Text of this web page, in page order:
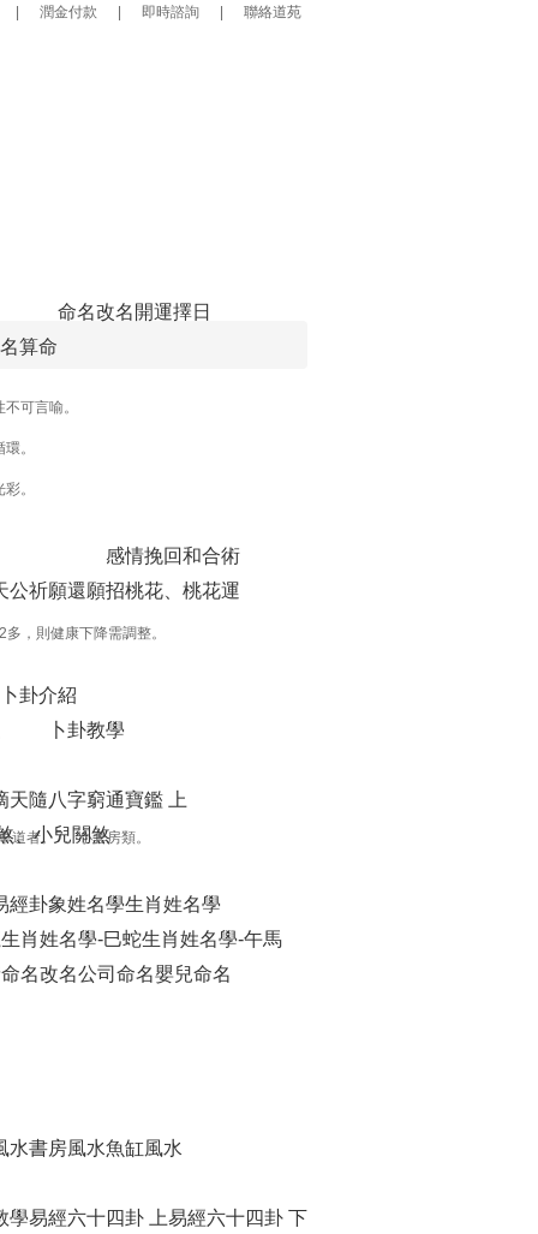
潤金付款 即時諮詢 聯絡道苑
算命
命名改名 開運擇日
公祈願還願
感情挽回和合術
招桃花、桃花運
卜卦介紹
卜卦教學
天隨八字窮通寶鑑 上
、小兒關煞
經卦象姓名學生肖姓名學
生肖姓名學-巳蛇生肖姓名學-午馬
命名改名公司命名嬰兒命名
水書房風水魚缸風水
學易經六十四卦 上易經六十四卦 下
可言喻。
。
。
，則健康下降需調整。
者。7、小套房類。